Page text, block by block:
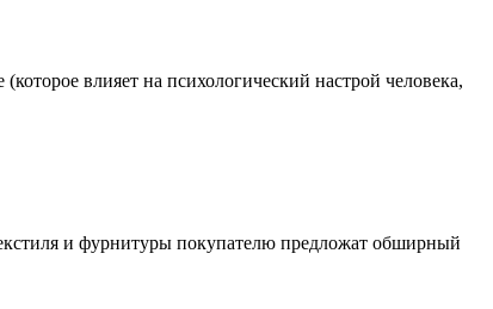
влияет на психологический настрой человека,
и фурнитуры покупателю предложат обширный